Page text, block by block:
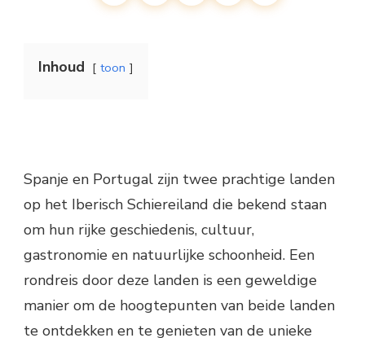
Inhoud toon
Spanje en Portugal zijn twee prachtige landen
op het Iberisch Schiereiland die bekend staan
om hun rijke geschiedenis, cultuur,
gastronomie en natuurlijke schoonheid. Een
rondreis door deze landen is een geweldige
manier om de hoogtepunten van beide landen
te ontdekken en te genieten van de unieke